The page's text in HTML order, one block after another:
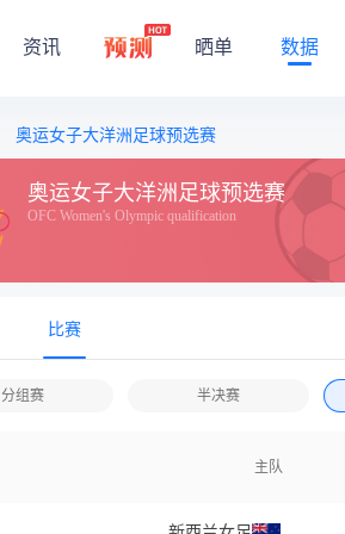
资讯 晒单 数据
奥运女子大洋洲足球预选赛
奥运女子大洋洲足球预选赛
OFC Women's Olympic qualification
比赛
分组赛 半决赛
主队